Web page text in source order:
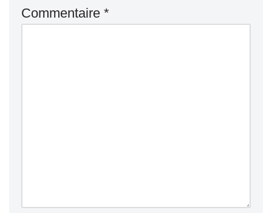
Commentaire *